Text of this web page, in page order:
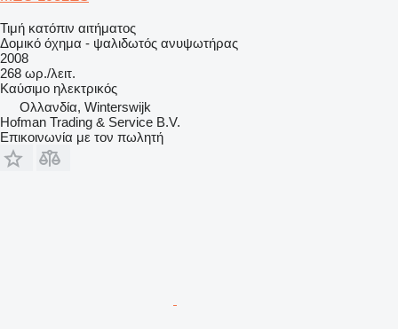
Τιμή κατόπιν αιτήματος
Δομικό όχημα - ψαλιδωτός ανυψωτήρας
2008
268 ωρ./λειτ.
Καύσιμο ηλεκτρικός
Ολλανδία, Winterswijk
Hofman Trading & Service B.V.
Επικοινωνία με τον πωλητή